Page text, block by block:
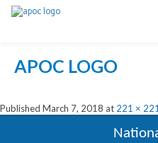
APOC LOGO
Published March 7, 2018 at 221 × 221